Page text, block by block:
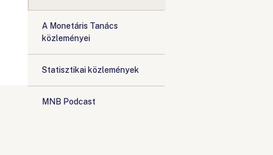
A Monetáris Tanács
közleményei
Statisztikai közlemények
MNB Podcast